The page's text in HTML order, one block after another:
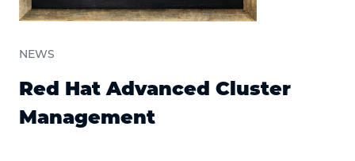
NEWS
Red Hat Advanced Cluster
Management